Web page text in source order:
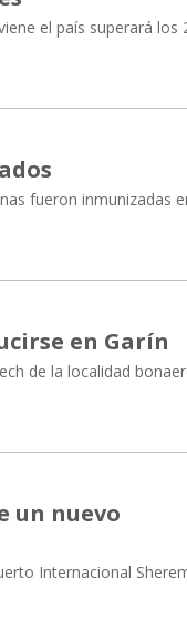
el país superará los
fueron inmunizadas
en Garín
de la localidad
un nuevo
Internacional